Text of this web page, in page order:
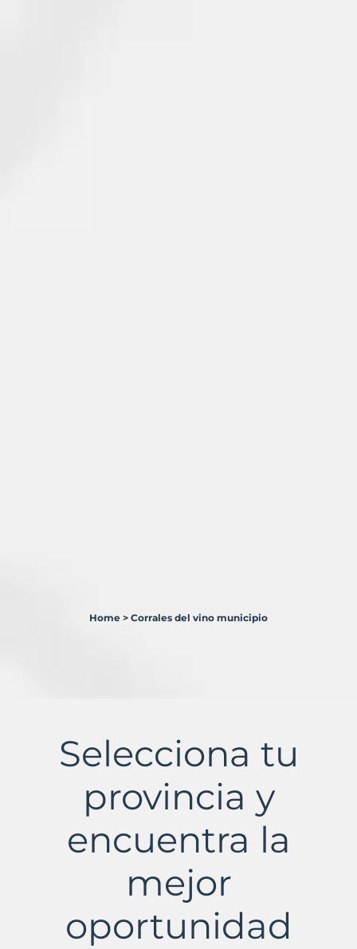
Municipio
Home > Corrales del vino municipio
Selecciona tu
provincia y
encuentra la
mejor
oportunidad